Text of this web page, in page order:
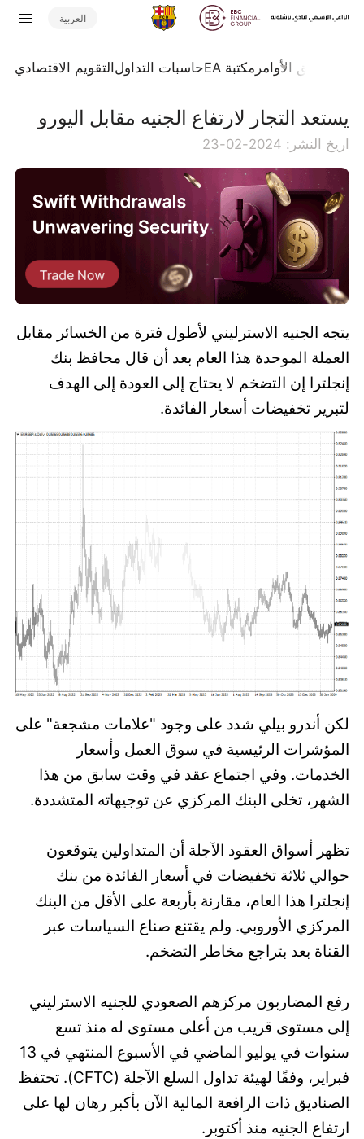
العربية
تدفق الأوامر مكتبة EA حاسبات التداولالتقويم الاقتصادي
يستعد التجار لارتفاع الجنيه مقابل اليورو
اريخ النشر: 2024-02-23
يتجه الجنيه الاسترليني لأطول فترة من الخسائر مقابل
العملة الموحدة هذا العام بعد أن قال محافظ بنك
إنجلترا إن التضخم لا يحتاج إلى العودة إلى الهدف
لتبرير تخفيضات أسعار الفائدة.
لكن أندرو بيلي شدد على وجود "علامات مشجعة" على
المؤشرات الرئيسية في سوق العمل وأسعار
الخدمات. وفي اجتماع عقد في وقت سابق من هذا
الشهر، تخلى البنك المركزي عن توجيهاته المتشددة.
تظهر أسواق العقود الآجلة أن المتداولين يتوقعون
حوالي ثلاثة تخفيضات في أسعار الفائدة من بنك
إنجلترا هذا العام، مقارنة بأربعة على الأقل من البنك
المركزي الأوروبي. ولم يقتنع صناع السياسات عبر
القناة بعد بتراجع مخاطر التضخم.
رفع المضاربون مركزهم الصعودي للجنيه الاسترليني
إلى مستوى قريب من أعلى مستوى له منذ تسع
سنوات في يوليو الماضي في الأسبوع المنتهي في 13
فبراير، وفقًا لهيئة تداول السلع الآجلة (CFTC). تحتفظ
الصناديق ذات الرافعة المالية الآن بأكبر رهان لها على
ارتفاع الجنيه منذ أكتوبر.